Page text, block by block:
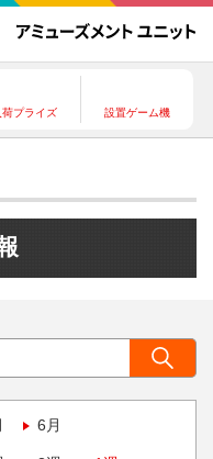
荷プライズ 設置ゲーム機
6月